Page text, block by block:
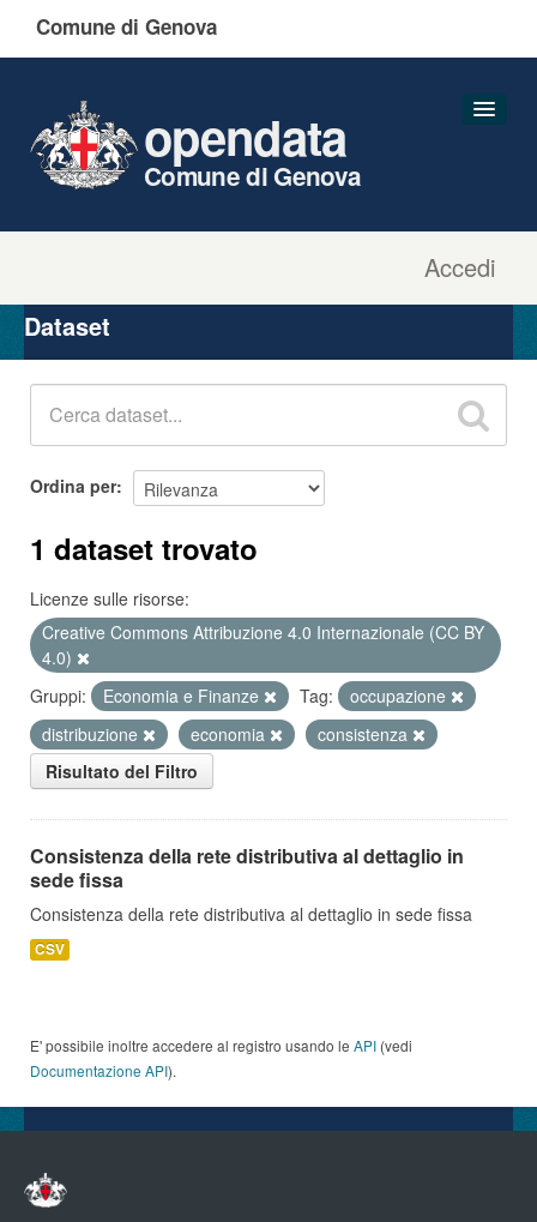
Comune di Genova
Accedi
opendata
Comune di Genova
Organizzazioni
Gruppi
Dataset
Ordina per
1 dataset trovato
Licenze sulle risorse:
Creative Commons Attribuzione 4.0 Internazionale (CC BY
4.0)
Gruppi:
Economia e Finanze Tag:
occupazione
distribuzione
economia
consistenza
Risultato del Filtro
Consistenza della rete distributiva al dettaglio in
sede fissa
Consistenza della rete distributiva al dettaglio in sede fissa
CSV
E' possibile inoltre accedere al registro usando le API (vedi
Documentazione API).